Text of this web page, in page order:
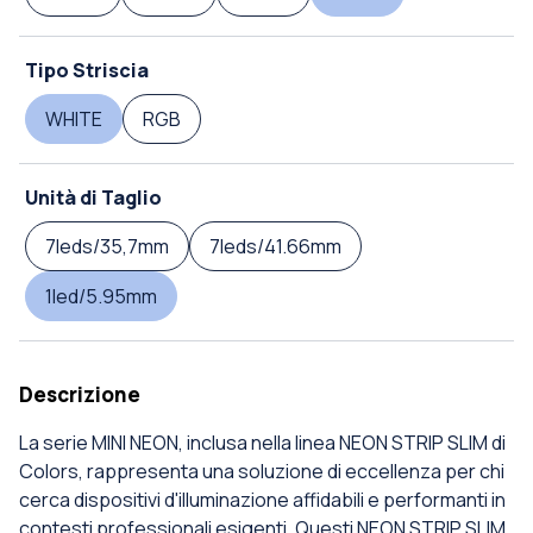
Tipo Striscia
WHITE
RGB
Unità di Taglio
7leds/35,7mm
7leds/41.66mm
1led/5.95mm
Descrizione
La serie MINI NEON, inclusa nella linea NEON STRIP SLIM di
Colors, rappresenta una soluzione di eccellenza per chi
cerca dispositivi d'illuminazione affidabili e performanti in